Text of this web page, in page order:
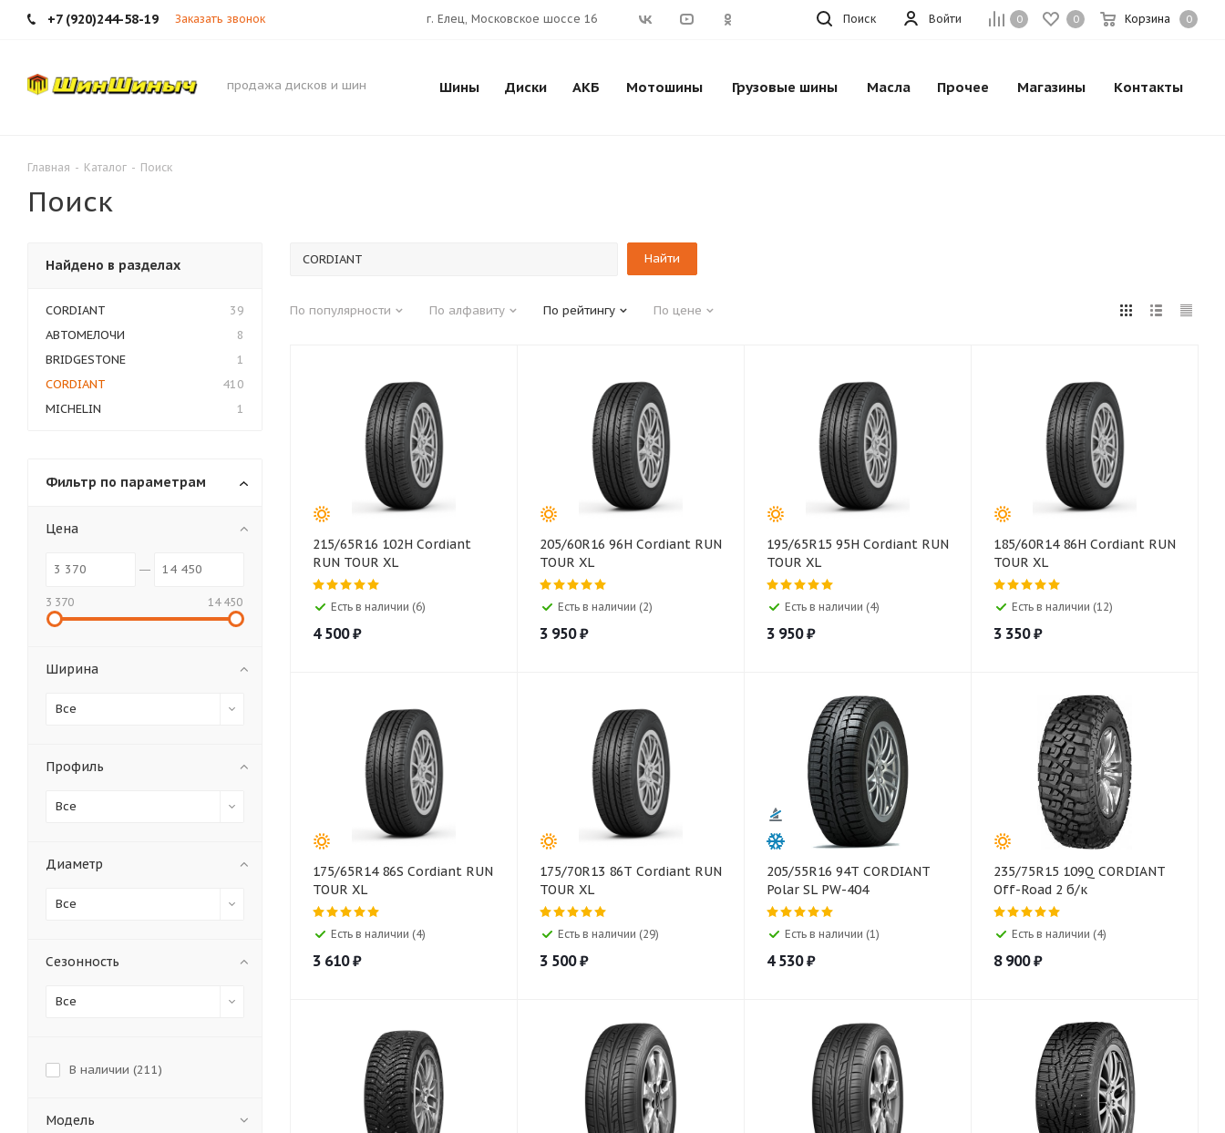
+7 (920)244-58-19 Заказать звонок 0 0 Корзина 0
Войти
г. Елец, Московское шоссе 16 Поиск
продажа дисков и шин Шины Диски АКБ Мотошины Грузовые шины Масла Прочее Магазины Контакты
Главная - Каталог - Поиск
Поиск
По популярности По алфавиту По рейтингу По цене
215/65R16 102H Cordiant
RUN TOUR XL
Есть в наличии (6)
4 500₽
205/60R16 96H Cordiant RUN
TOUR XL
Есть в наличии (2)
3 950₽
195/65R15 95H Cordiant RUN
TOUR XL
Есть в наличии (4)
3 950₽
185/60R14 86H Cordiant RUN
TOUR XL
Есть в наличии (12)
3 350₽
175/65R14 86S Cordiant RUN
TOUR XL
Есть в наличии (4)
3 610₽
175/70R13 86T Cordiant RUN
TOUR XL
Есть в наличии (29)
3 500₽
205/55R16 94T CORDIANT
Polar SL PW-404
Есть в наличии (1)
4 530₽
235/75R15 109Q CORDIANT
Off-Road 2 б/к
Есть в наличии (4)
8 900₽
Найдено в разделах
CORDIANT
39
АВТОМЕЛОЧИ
8
BRIDGESTONE
1
CORDIANT
410
MICHELIN
1
Фильтр по параметрам
Цена
3 370 14 450
Ширина
Все
Профиль
Все
Диаметр
Все
Сезонность
Все
В наличии (211)
Модель